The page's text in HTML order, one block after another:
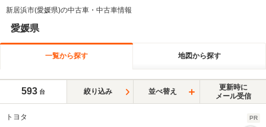
新居浜市(愛媛県)の中古車・中古車情報
愛媛県
一覧から探す 地図から探す
593 台 絞り込み 並べ替え
更新時に
メール受信
トヨタ PR